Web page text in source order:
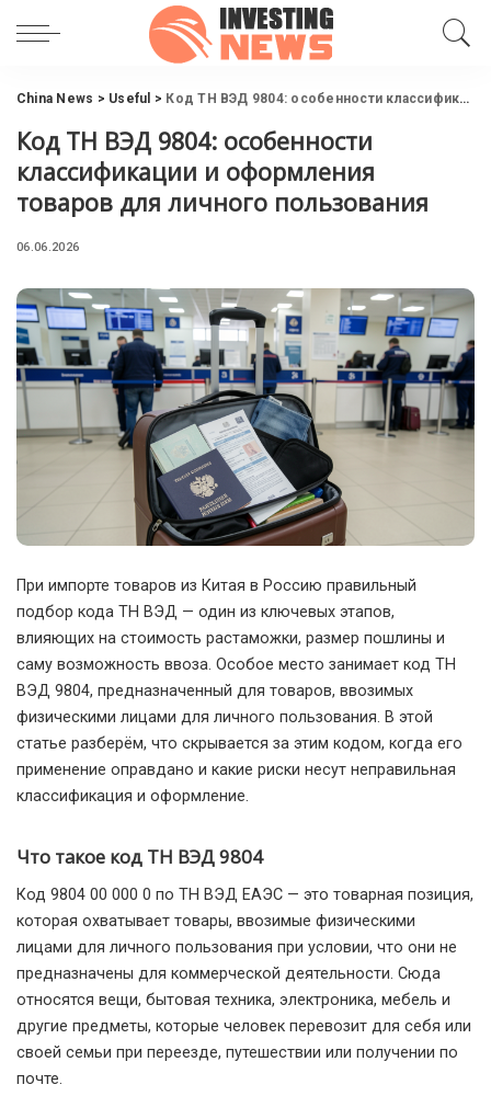
China News > Useful > Код ТН ВЭД 9804: особенности классификации и оформления товаров для личного пользования
Код ТН ВЭД 9804: особенности
классификации и оформления
товаров для личного пользования
06.06.2026
При импорте товаров из Китая в Россию правильный
подбор кода ТН ВЭД — один из ключевых этапов,
влияющих на стоимость растаможки, размер пошлины и
саму возможность ввоза. Особое место занимает код ТН
ВЭД 9804, предназначенный для товаров, ввозимых
физическими лицами для личного пользования. В этой
статье разберём, что скрывается за этим кодом, когда его
применение оправдано и какие риски несут неправильная
классификация и оформление.
Что такое код ТН ВЭД 9804
Код 9804 00 000 0 по ТН ВЭД ЕАЭС — это товарная позиция,
которая охватывает товары, ввозимые физическими
лицами для личного пользования при условии, что они не
предназначены для коммерческой деятельности. Сюда
относятся вещи, бытовая техника, электроника, мебель и
другие предметы, которые человек перевозит для себя или
своей семьи при переезде, путешествии или получении по
почте.